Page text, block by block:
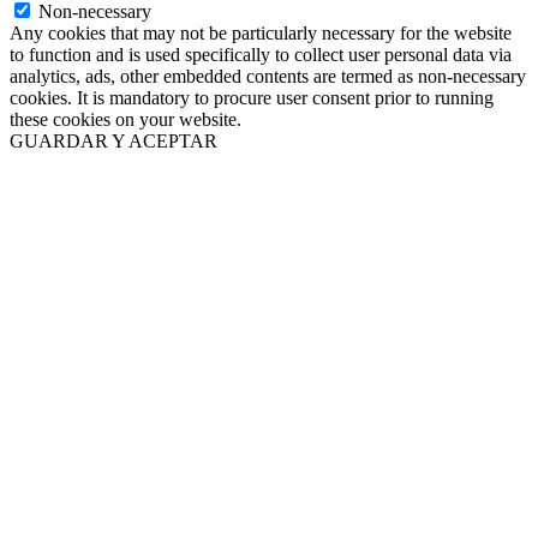
Non-necessary
Any cookies that may not be particularly necessary for the website
to function and is used specifically to collect user personal data via
analytics, ads, other embedded contents are termed as non-necessary
cookies. It is mandatory to procure user consent prior to running
these cookies on your website.
GUARDAR Y ACEPTAR